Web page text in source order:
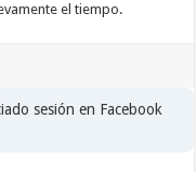
el tiempo.
sesión en Facebook